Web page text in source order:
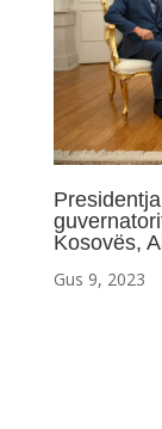
Kosovës,
Gus 9, 2023